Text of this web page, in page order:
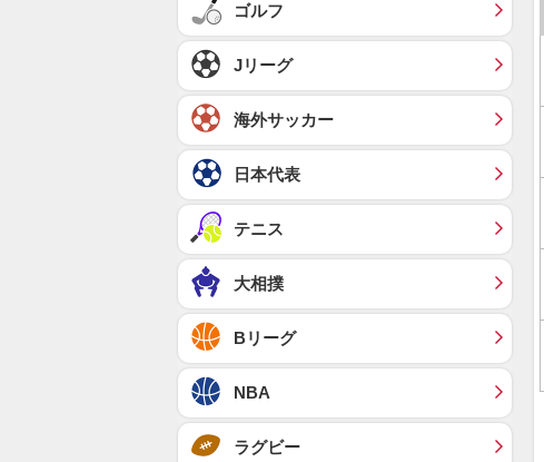
ゴルフ
Jリーグ
海外サッカー
日本代表
テニス
大相撲
Bリーグ
NBA
ラグビー